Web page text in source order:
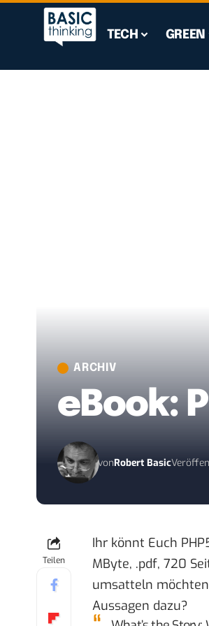
TECH GREEN
ARCHIV
eBook:
vonRobert Basic
Teilen
Ihr könnt Euch
MByte, .pdf, 720
umsatteln
Aussagen dazu?